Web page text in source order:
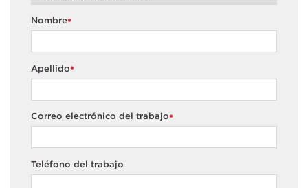
*
Nombre
*
Apellido
*
Correo electrónico del trabajo
Teléfono del trabajo